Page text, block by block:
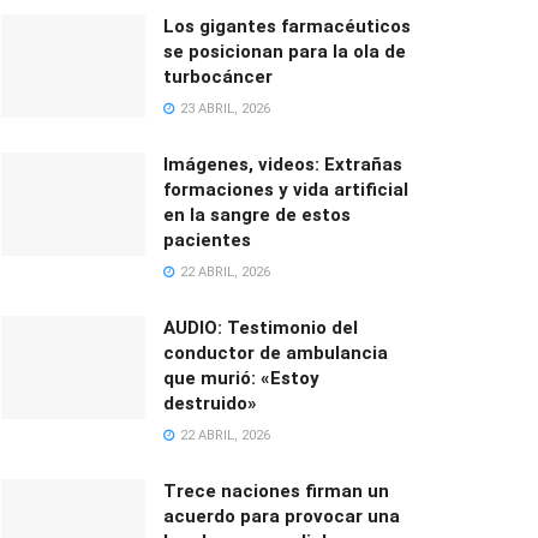
Los gigantes farmacéuticos
se posicionan para la ola de
turbocáncer
23 ABRIL, 2026
Imágenes, videos: Extrañas
formaciones y vida artificial
en la sangre de estos
pacientes
22 ABRIL, 2026
AUDIO: Testimonio del
conductor de ambulancia
que murió: «Estoy
destruido»
22 ABRIL, 2026
Trece naciones firman un
acuerdo para provocar una